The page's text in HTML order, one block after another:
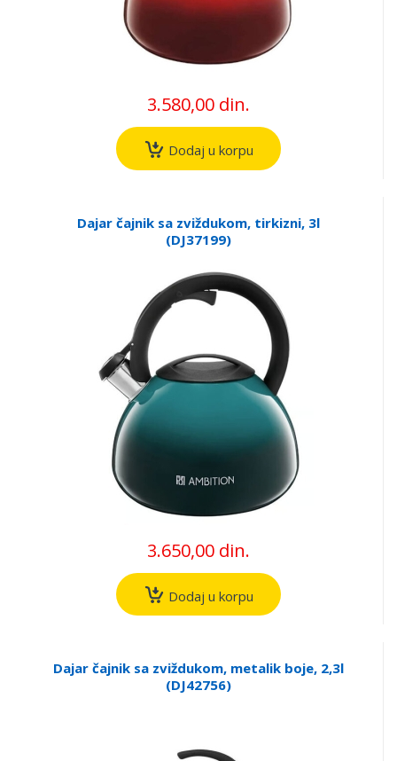
3.580,00 din.
Dodaj u korpu
Dajar čajnik sa zviždukom, tirkizni, 3l
(DJ37199)
3.650,00 din.
Dodaj u korpu
Dajar čajnik sa zviždukom, metalik boje, 2,3l
(DJ42756)